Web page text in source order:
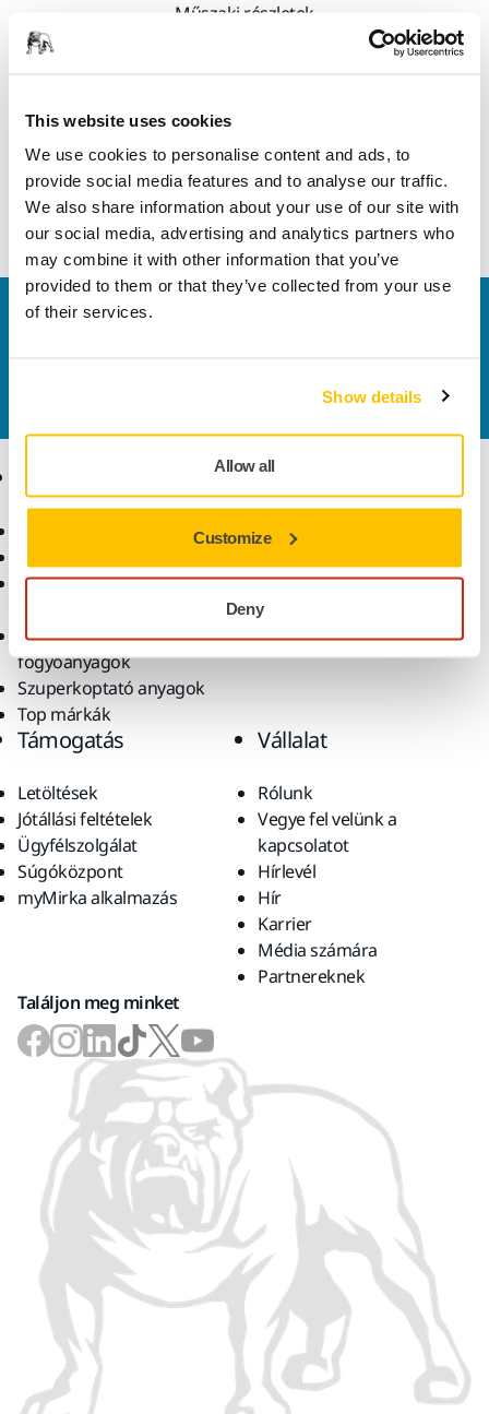
This website uses cookies
We use cookies to personalise content and ads, to
provide social media features and to analyse our traffic.
We also share information about your use of our site with
our social media, advertising and analytics partners who
may combine it with other information that you’ve
provided to them or that they’ve collected from your use
of their services.
Show details
Allow all
Customize
Deny
Műszaki részletek
csiszolásra egyaránt alkalmas. Az éles alumínium szemcsék
és a félig nyitott bevonat miatt számos alkalmazásban jól
teljesít a festékeltávolítástól és a gittől a facsiszolásig. Jó
teljesítményt biztosít sík és profilozott felületeken egyaránt.
Vegye fel velünk a kapcsolatot
Elektromos szerszámok
Csiszolóanyagok és
Kiegészítők és
fogyóanyagok
Szuperkoptató anyagok
Top márkák
Tudásbázis
Iparágak
Megoldások
Támogatás
Letöltések
Jótállási feltételek
Ügyfélszolgálat
Súgóközpont
myMirka alkalmazás
Vállalat
Rólunk
Vegye fel velünk a
kapcsolatot
Hírlevél
Hír
Karrier
Média számára
Partnereknek
Találjon meg minket